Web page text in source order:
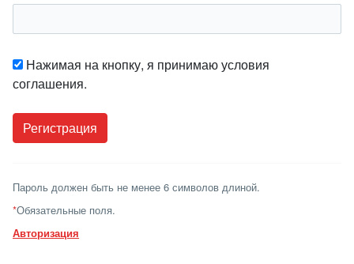
Нажимая на кнопку, я принимаю условия
соглашения.
Пароль должен быть не менее 6 символов длиной.
*Обязательные поля.
Авторизация